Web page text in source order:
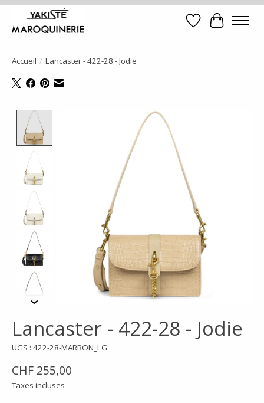
Liste dePanier
Accueil / Lancaster - 422-28 - Jodie
Product image slideshow Items
Lancaster - 422-28 - Jodie
UGS : 422-28-MARRON_LG
CHF 255,00
Taxes incluses